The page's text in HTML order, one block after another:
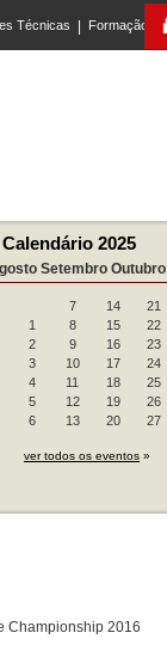
Técnicas Formação
Calendário 2025
Setembro Outubro
7 14 21
1
8 15 22
2
9 16 23
3
10 17
24
4
11 18
25
5
12 19
26
6
13 20 27
ver todos os eventos »
Championship 2016